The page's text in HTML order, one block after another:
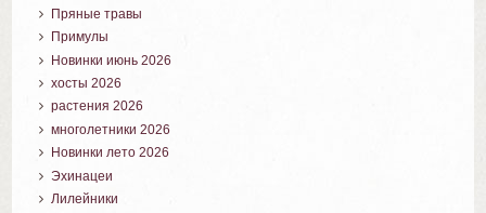
Пряные травы
Примулы
Новинки июнь 2026
хосты 2026
растения 2026
многолетники 2026
Новинки лето 2026
Эхинацеи
Лилейники